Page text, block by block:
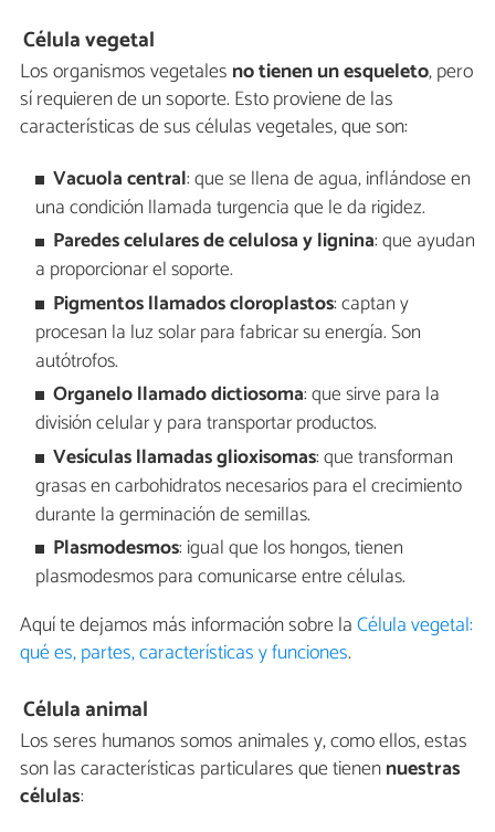
Célula vegetal
Los organismos vegetales no tienen un esqueleto, pero
sí requieren de un soporte. Esto proviene de las
características de sus células vegetales, que son:
Vacuolacentral: que se llena de agua, inflándose en
una condición llamada turgencia que le da rigidez.
Paredes celulares de celulosa y lignina: que ayudan
a proporcionar el soporte.
Pigmentos llamados cloroplastos: captan y
procesan la luz solar para fabricar su energía. Son
autótrofos.
Organelo llamado dictiosoma: que sirve para la
división celular y para transportar productos.
Vesículas llamadas glioxisomas: que transforman
grasas en carbohidratos necesarios para el crecimiento
durante la germinación de semillas.
Plasmodesmos: igual que los hongos, tienen
plasmodesmos para comunicarse entre células.
Aquí te dejamos más información sobre laCélula vegetal:
qué es, partes, características y funciones.
Célula animal
Los seres humanos somos animales y, como ellos, estas
son las características particulares que tienennuestras
células: